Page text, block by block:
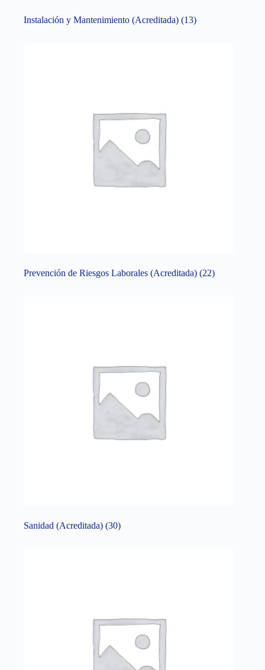
Instalación y Mantenimiento (Acreditada) (13)
Prevención de Riesgos Laborales (Acreditada) (22)
Sanidad (Acreditada) (30)